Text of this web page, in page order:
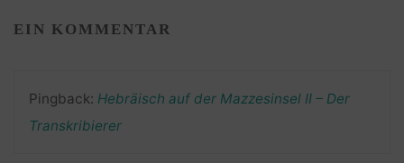
EIN KOMMENTAR
Pingback: Hebräisch auf der Mazzesinsel II – Der
Transkribierer